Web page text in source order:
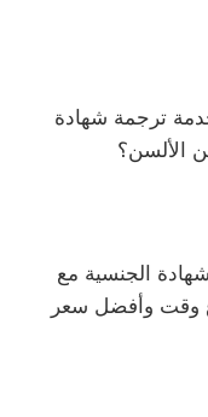
ترجمة شهادة
الألسن؟
الجنسية مع
وقت وأفضل سعر